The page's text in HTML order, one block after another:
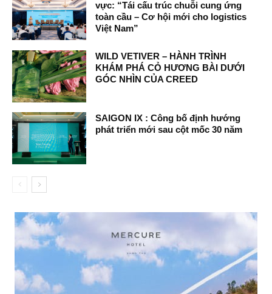
vực: “Tái cấu trúc chuỗi cung ứng
toàn cầu – Cơ hội mới cho logistics
Việt Nam”
WILD VETIVER – HÀNH TRÌNH
KHÁM PHÁ CỎ HƯƠNG BÀI DƯỚI
GÓC NHÌN CỦA CREED
SAIGON IX : Công bố định hướng
phát triển mới sau cột mốc 30 năm